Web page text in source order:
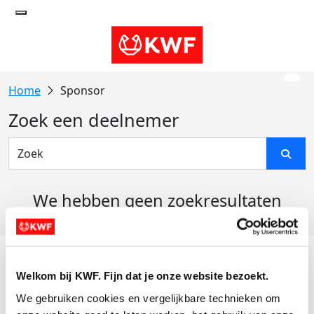
Welkom bij KWF. Fijn dat je onze website bezoekt.
We gebruiken cookies en vergelijkbare technieken om
Sponsor
Zoek een deelnemer
We hebben geen zoekresultaten
Actiematerialen
Evenementen